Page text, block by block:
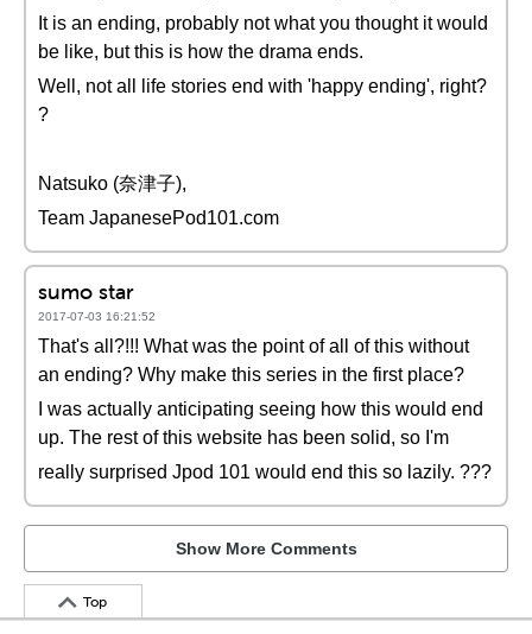
It is an ending, probably not what you thought it would
be like, but this is how the drama ends.
Well, not all life stories end with 'happy ending', right?
?
Natsuko (奈津子),
Team JapanesePod101.com
sumo star
2017-07-03 16:21:52
That's all?!!! What was the point of all of this without
an ending? Why make this series in the first place?
I was actually anticipating seeing how this would end
up. The rest of this website has been solid, so I'm
really surprised Jpod 101 would end this so lazily. ???
Show More Comments
Top